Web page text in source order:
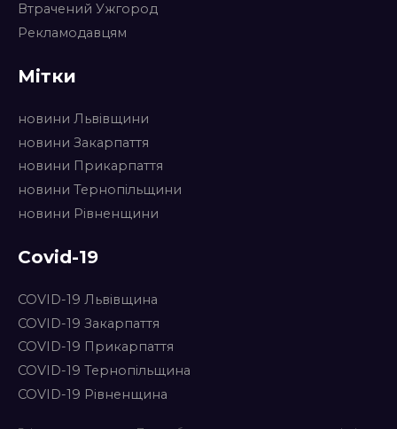
Втрачений Ужгород
Рекламодавцям
Мітки
новини Львівщини
новини Закарпаття
новини Прикарпаття
новини Тернопільщини
новини Рівненщини
Covid-19
COVID-19 Львівщина
COVID-19 Закарпаття
COVID-19 Прикарпаття
COVID-19 Тернопільщина
COVID-19 Рівненщина